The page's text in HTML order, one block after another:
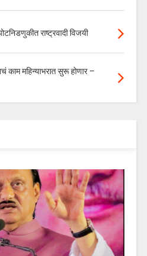
राष्ट्रवादी विजयी
काम महिन्याभरात सुरू होणार –